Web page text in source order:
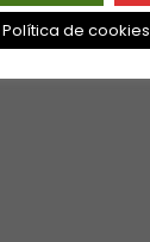
Política de cookies